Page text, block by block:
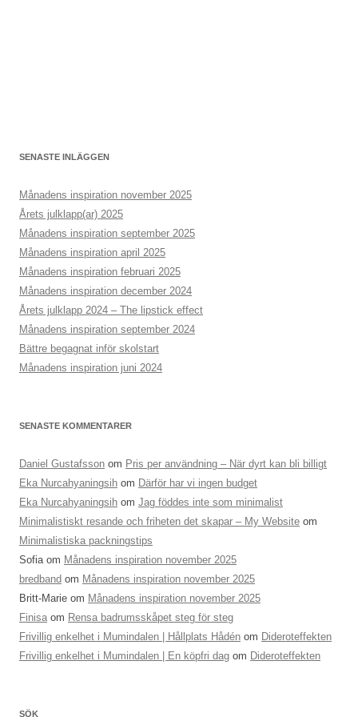
SENASTE INLÄGGEN
Månadens inspiration november 2025
Årets julklapp(ar) 2025
Månadens inspiration september 2025
Månadens inspiration april 2025
Månadens inspiration februari 2025
Månadens inspiration december 2024
Årets julklapp 2024 – The lipstick effect
Månadens inspiration september 2024
Bättre begagnat inför skolstart
Månadens inspiration juni 2024
SENASTE KOMMENTARER
Daniel Gustafsson om Pris per användning – När dyrt kan bli billigt
Eka Nurcahyaningsih om Därför har vi ingen budget
Eka Nurcahyaningsih om Jag föddes inte som minimalist
Minimalistiskt resande och friheten det skapar – My Website om
Minimalistiska packningstips
Sofia om Månadens inspiration november 2025
bredband om Månadens inspiration november 2025
Britt-Marie om Månadens inspiration november 2025
Finisa om Rensa badrumsskåpet steg för steg
Frivillig enkelhet i Mumindalen | Hållplats Hådén om Dideroteffekten
Frivillig enkelhet i Mumindalen | En köpfri dag om Dideroteffekten
SÖK